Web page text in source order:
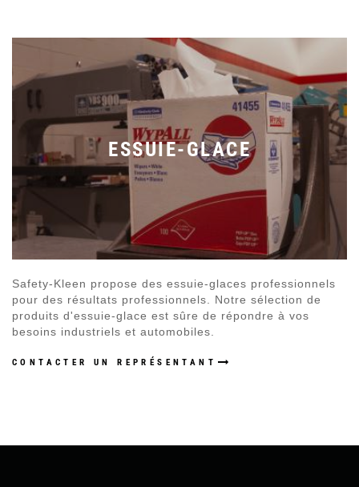
ESSUIE-GLACE
Safety-Kleen propose des essuie-glaces professionnels
pour des résultats professionnels. Notre sélection de
produits d'essuie-glace est sûre de répondre à vos
besoins industriels et automobiles.
CONTACTER UN REPRÉSENTANT